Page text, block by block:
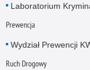
Laboratorium
Prewencja
Wydział Prewencji
Ruch Drogowy